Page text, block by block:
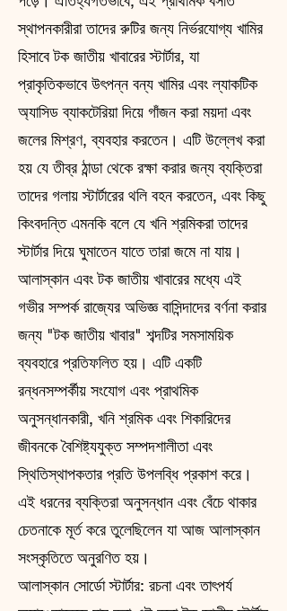
স্থাপনকারীরা তাদের রুটির জন্য নির্ভরযোগ্য খামির
হিসাবে টক জাতীয় খাবারের স্টার্টার, যা
প্রাকৃতিকভাবে উৎপন্ন বন্য খামির এবং ল্যাকটিক
অ্যাসিড ব্যাকটেরিয়া দিয়ে গাঁজন করা ময়দা এবং
জলের মিশ্রণ, ব্যবহার করতেন। এটি উল্লেখ করা
হয় যে তীব্র ঠান্ডা থেকে রক্ষা করার জন্য ব্যক্তিরা
তাদের গলায় স্টার্টারের থলি বহন করতেন, এবং কিছু
কিংবদন্তি এমনকি বলে যে খনি শ্রমিকরা তাদের
স্টার্টার দিয়ে ঘুমাতেন যাতে তারা জমে না যায়।
আলাস্কান এবং টক জাতীয় খাবারের মধ্যে এই
গভীর সম্পর্ক রাজ্যের অভিজ্ঞ বাসিন্দাদের বর্ণনা করার
জন্য "টক জাতীয় খাবার" শব্দটির সমসাময়িক
ব্যবহারে প্রতিফলিত হয়। এটি একটি
রন্ধনসম্পর্কীয় সংযোগ এবং প্রাথমিক
অনুসন্ধানকারী, খনি শ্রমিক এবং শিকারিদের
জীবনকে বৈশিষ্ট্যযুক্ত সম্পদশালীতা এবং
স্থিতিস্থাপকতার প্রতি উপলব্ধি প্রকাশ করে।
এই ধরনের ব্যক্তিরা অনুসন্ধান এবং বেঁচে থাকার
চেতনাকে মূর্ত করে তুলেছিলেন যা আজ আলাস্কান
সংস্কৃতিতে অনুরণিত হয়।
আলাস্কান সোর্ডো স্টার্টার: রচনা এবং তাৎপর্য